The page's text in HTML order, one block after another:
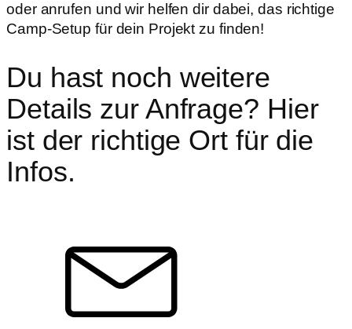
oder anrufen und wir helfen dir dabei, das richtige
Camp-Setup für dein Projekt zu finden!
Du hast noch weitere
Details zur Anfrage? Hier
ist der richtige Ort für die
Infos.